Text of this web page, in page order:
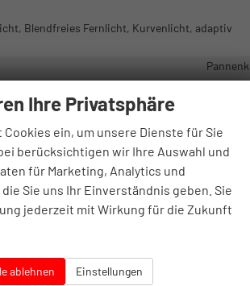
Blendfreies Fernlicht, Kurvenlicht, adaptiv
Schlüssellose Zentralverriegelung (Keyless Go)
Außenspiegel elektrisch verstellbar
Ihre Privatsphäre
ein, um unsere Dienste für Sie
berücksichtigen wir Ihre Auswahl und
für Marketing, Analytics und
Sie uns Ihr Einverständnis geben. Sie
jederzeit mit Wirkung für die Zukunft
ablehnen Einstellungen